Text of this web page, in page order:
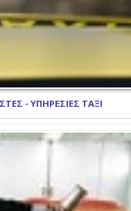
- ΥΠΗΡΕΣΙΕΣ ΤΑΞΙ